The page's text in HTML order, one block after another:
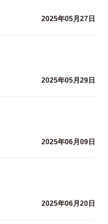
2025年05月27日
2025年05月29日
2025年06月09日
2025年06月20日